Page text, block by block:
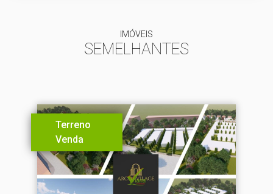
IMÓVEIS
SEMELHANTES
Terreno
Venda